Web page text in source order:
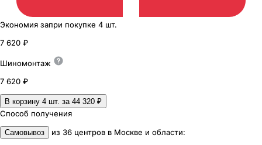
Экономия запри покупке 4 шт.
7 620 ₽
Шиномонтаж
7 620 ₽
В корзину 4 шт. за 44 320 ₽
Способ получения
Самовывоз из 36 центров в Москве и области: